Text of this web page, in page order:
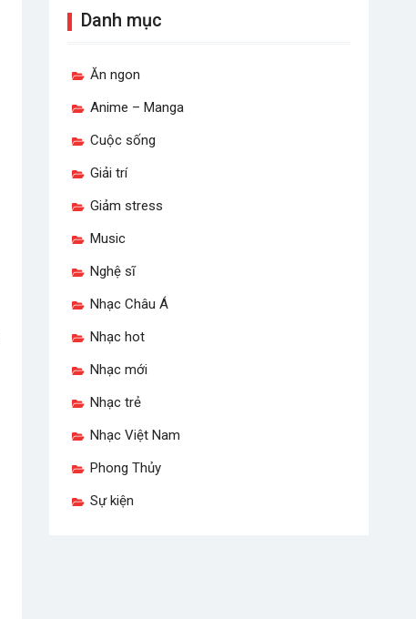
Danh mục
Ăn ngon
Anime – Manga
Cuộc sống
Giải trí
Giảm stress
Music
Nghệ sĩ
Nhạc Châu Á
Nhạc hot
Nhạc mới
Nhạc trẻ
Nhạc Việt Nam
Phong Thủy
Sự kiện